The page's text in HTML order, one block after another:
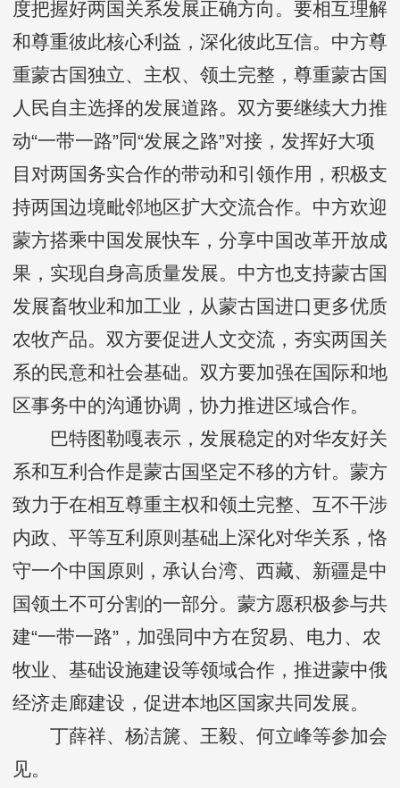
度把握好两国关系发展正确方向。要相互理解
和尊重彼此核心利益，深化彼此互信。中方尊
重蒙古国独立、主权、领土完整，尊重蒙古国
人民自主选择的发展道路。双方要继续大力推
动“一带一路”同“发展之路”对接，发挥好大项
目对两国务实合作的带动和引领作用，积极支
持两国边境毗邻地区扩大交流合作。中方欢迎
蒙方搭乘中国发展快车，分享中国改革开放成
果，实现自身高质量发展。中方也支持蒙古国
发展畜牧业和加工业，从蒙古国进口更多优质
农牧产品。双方要促进人文交流，夯实两国关
系的民意和社会基础。双方要加强在国际和地
区事务中的沟通协调，协力推进区域合作。
巴特图勒嘎表示，发展稳定的对华友好关
系和互利合作是蒙古国坚定不移的方针。蒙方
致力于在相互尊重主权和领土完整、互不干涉
内政、平等互利原则基础上深化对华关系，恪
守一个中国原则，承认台湾、西藏、新疆是中
国领土不可分割的一部分。蒙方愿积极参与共
建“一带一路”，加强同中方在贸易、电力、农
牧业、基础设施建设等领域合作，推进蒙中俄
经济走廊建设，促进本地区国家共同发展。
丁薛祥、杨洁篪、王毅、何立峰等参加会
见。